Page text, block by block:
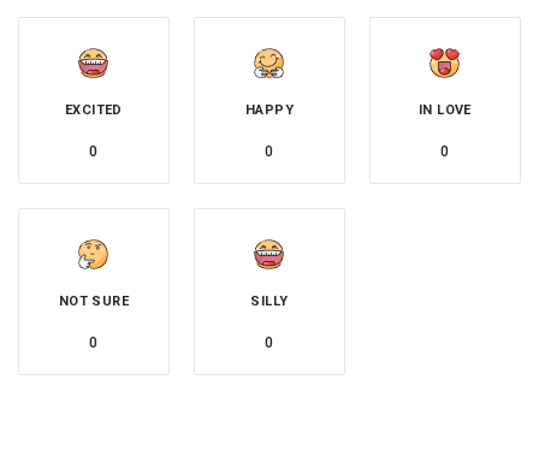
EXCITED
0
HAPPY
0
IN LOVE
0
NOT SURE
0
SILLY
0